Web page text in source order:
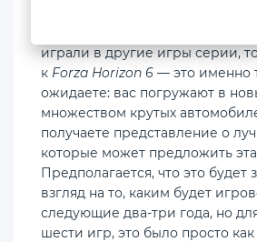
Я не буду описывать это
играли в другие игры серии,
к Forza Horizon 6 — это именно
ожидаете: вас погружают в
множеством крутых
получаете представление о
которые может предложить
Предполагается, что это
взгляд на то, каким будет
следующие два-три года, но
шести игр, это было просто